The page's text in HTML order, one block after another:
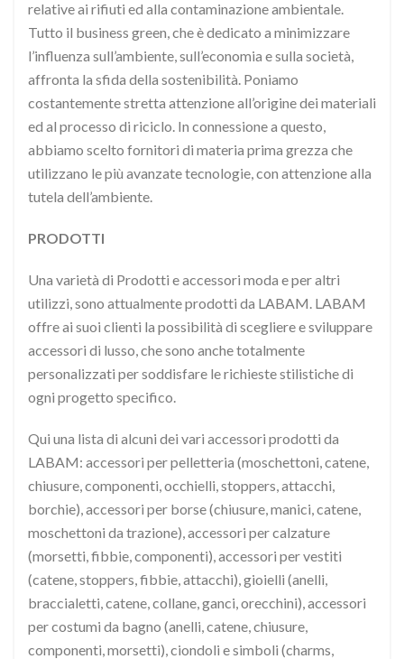
relative ai rifiuti ed alla contaminazione ambientale.
Tutto il business green, che è dedicato a minimizzare
l’influenza sull’ambiente, sull’economia e sulla società,
affronta la sfida della sostenibilità. Poniamo
costantemente stretta attenzione all’origine dei materiali
ed al processo di riciclo. In connessione a questo,
abbiamo scelto fornitori di materia prima grezza che
utilizzano le più avanzate tecnologie, con attenzione alla
tutela dell’ambiente.
PRODOTTI
Una varietà di Prodotti e accessori moda e per altri
utilizzi, sono attualmente prodotti da LABAM. LABAM
offre ai suoi clienti la possibilità di scegliere e sviluppare
accessori di lusso, che sono anche totalmente
personalizzati per soddisfare le richieste stilistiche di
ogni progetto specifico.
Qui una lista di alcuni dei vari accessori prodotti da
LABAM: accessori per pelletteria (moschettoni, catene,
chiusure, componenti, occhielli, stoppers, attacchi,
borchie), accessori per borse (chiusure, manici, catene,
moschettoni da trazione), accessori per calzature
(morsetti, fibbie, componenti), accessori per vestiti
(catene, stoppers, fibbie, attacchi), gioielli (anelli,
braccialetti, catene, collane, ganci, orecchini), accessori
per costumi da bagno (anelli, catene, chiusure,
componenti, morsetti), ciondoli e simboli (charms,